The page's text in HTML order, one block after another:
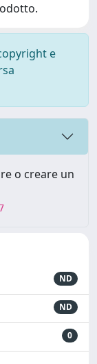
e
o creare un
ND
ND
0